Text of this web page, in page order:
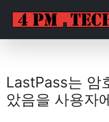
LastPass는 암
았음을 사용자